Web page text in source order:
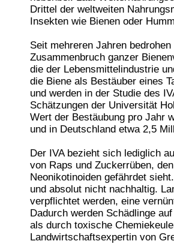
Drittel der weltweiten
Insekten wie Bienen oder
Seit mehreren Jahren
Zusammenbruch ganzer
die der Lebensmittelindustrie
die Biene als Bestäuber eines
und werden in der Studie des
Schätzungen der Universität
Wert der Bestäubung pro Jahr
und in Deutschland etwa 2,5
Der IVA bezieht sich lediglich
von Raps und Zuckerrüben,
Neonikotinoiden gefährdet
und absolut nicht nachhaltig.
verpflichtet werden, eine
Dadurch werden Schädlinge
als durch toxische
Landwirtschaftsexpertin von